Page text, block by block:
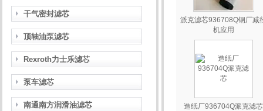
干气密封滤芯
顶轴油泵滤芯
Rexroth力士乐滤芯
泵车滤芯
南通南方润滑油滤芯
派克滤芯936708Q钢厂减
机应用
造纸厂936704Q派克滤芯